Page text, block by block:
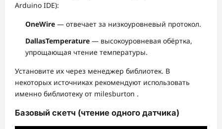
Arduino IDE):
OneWire — отвечает за низкоуровневый протокол.
DallasTemperature — высокоуровневая обёртка,
упрощающая чтение температуры.
Установите их через менеджер библиотек. В
некоторых источниках рекомендуют использовать
именно библиотеку от milesburton .
Базовый скетч (чтение одного датчика)